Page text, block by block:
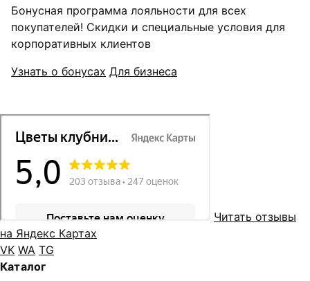
Бонусная программа лояльности для всех
покупателей! Скидки и специальные условия для
корпоративных клиентов
Узнать о бонусах Для бизнеса
Читать отзывы
на Яндекс Картах
VK WA TG
Каталог